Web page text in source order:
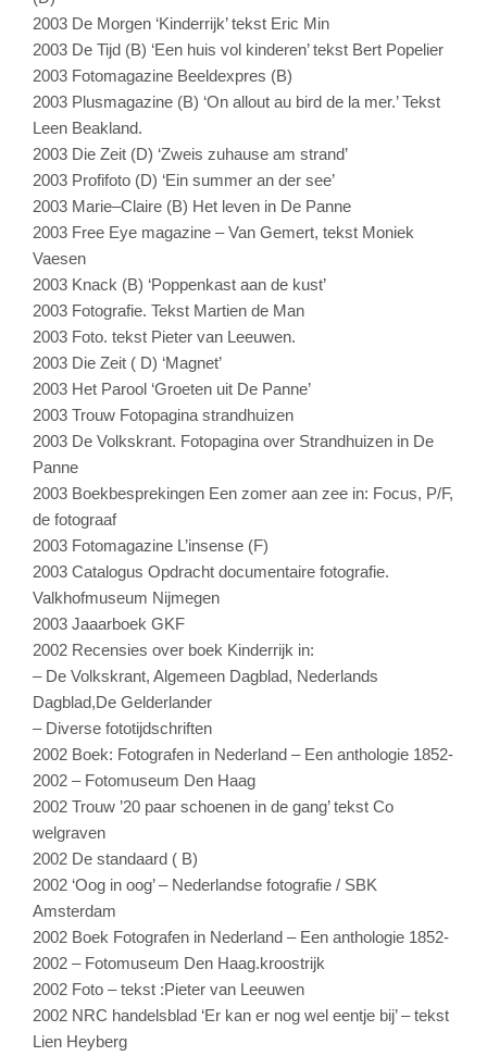
2003 De Morgen ‘Kinderrijk’ tekst Eric Min
2003 De Tijd (B) ‘Een huis vol kinderen’ tekst Bert Popelier
2003 Fotomagazine Beeldexpres (B)
2003 Plusmagazine (B) ‘On allout au bird de la mer.’ Tekst
Leen Beakland.
2003 Die Zeit (D) ‘Zweis zuhause am strand’
2003 Profifoto (D) ‘Ein summer an der see’
2003 Marie–Claire (B) Het leven in De Panne
2003 Free Eye magazine – Van Gemert, tekst Moniek
Vaesen
2003 Knack (B) ‘Poppenkast aan de kust’
2003 Fotografie. Tekst Martien de Man
2003 Foto. tekst Pieter van Leeuwen.
2003 Die Zeit ( D) ‘Magnet’
2003 Het Parool ‘Groeten uit De Panne’
2003 Trouw Fotopagina strandhuizen
2003 De Volkskrant. Fotopagina over Strandhuizen in De
Panne
2003 Boekbesprekingen Een zomer aan zee in: Focus, P/F,
de fotograaf
2003 Fotomagazine L’insense (F)
2003 Catalogus Opdracht documentaire fotografie.
Valkhofmuseum Nijmegen
2003 Jaaarboek GKF
2002 Recensies over boek Kinderrijk in:
– De Volkskrant, Algemeen Dagblad, Nederlands
Dagblad,De Gelderlander
– Diverse fototijdschriften
2002 Boek: Fotografen in Nederland – Een anthologie 1852-
2002 – Fotomuseum Den Haag
2002 Trouw ’20 paar schoenen in de gang’ tekst Co
welgraven
2002 De standaard ( B)
2002 ‘Oog in oog’ – Nederlandse fotografie / SBK
Amsterdam
2002 Boek Fotografen in Nederland – Een anthologie 1852-
2002 – Fotomuseum Den Haag.kroostrijk
2002 Foto – tekst :Pieter van Leeuwen
2002 NRC handelsblad ‘Er kan er nog wel eentje bij’ – tekst
Lien Heyberg